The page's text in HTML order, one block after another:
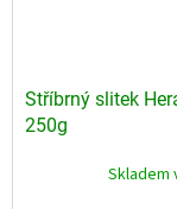
Stříbrný slitek
250g
Skladem